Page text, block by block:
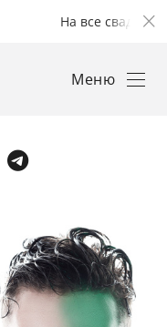
На все свадьбы с
Меню